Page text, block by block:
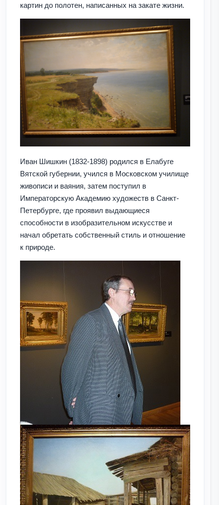
картин до полотен, написанных на закате жизни.
Иван Шишкин (1832-1898) родился в Елабуге
Вятской губернии, учился в Московском училище
живописи и ваяния, затем поступил в
Императорскую Академию художеств в Санкт-
Петербурге, где проявил выдающиеся
способности в изобразительном искусстве и
начал обретать собственный стиль и отношение
к природе.